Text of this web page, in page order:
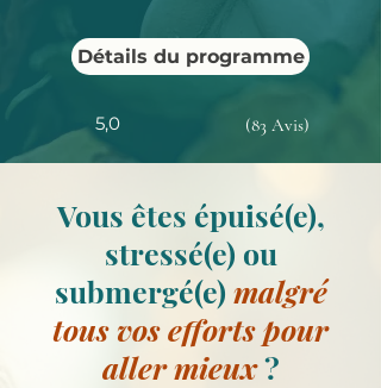
Détails du programme
5,0 (83 Avis)
Vous êtes épuisé(e),
stressé(e) ou
submergé(e) malgré
tous vos efforts pour
aller mieux?